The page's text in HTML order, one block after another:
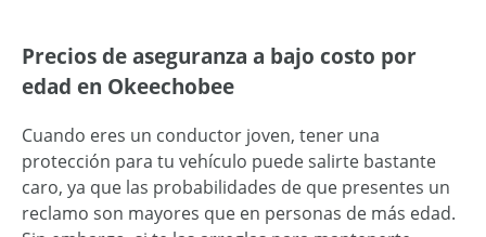
Precios de aseguranza a bajo costo por
edad en Okeechobee
Cuando eres un conductor joven, tener una
protección para tu vehículo puede salirte bastante
caro, ya que las probabilidades de que presentes un
reclamo son mayores que en personas de más edad.